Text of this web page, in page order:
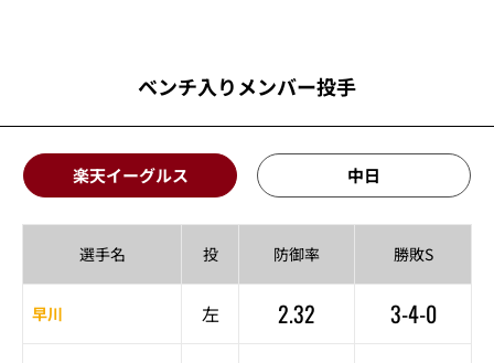
ベンチ入りメンバー投手
楽天イーグルス 中日
選手名 投 防御率 勝敗S
早川 左 2.32 3-4-0